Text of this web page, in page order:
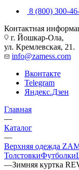
8 (800) 300-
Контактная
г. Йошкар-Ола,
ул. Кремлевская, 21.
info@zamess.com
Вконтакте
Telegram
Яндекс.Дзен
Главная
—
Каталог
—
Верхняя одежда
ТолстовкиФутболки
—Зимняя куртка